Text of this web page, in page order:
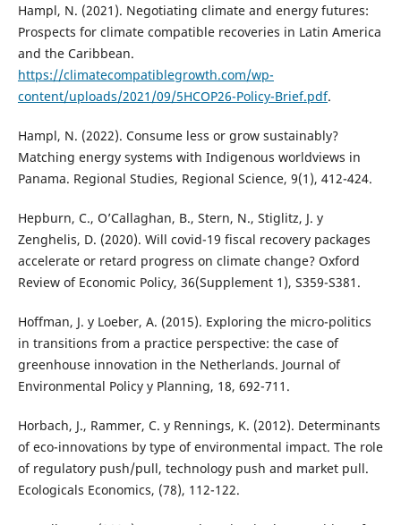
Hampl, N. (2021). Negotiating climate and energy futures:
Prospects for climate compatible recoveries in Latin America
and the Caribbean.
https://climatecompatiblegrowth.com/wp-
content/uploads/2021/09/5HCOP26-Policy-Brief.pdf.
Hampl, N. (2022). Consume less or grow sustainably?
Matching energy systems with Indigenous worldviews in
Panama. Regional Studies, Regional Science, 9(1), 412-424.
Hepburn, C., O’Callaghan, B., Stern, N., Stiglitz, J. y
Zenghelis, D. (2020). Will covid-19 fiscal recovery packages
accelerate or retard progress on climate change? Oxford
Review of Economic Policy, 36(Supplement 1), S359-S381.
Hoffman, J. y Loeber, A. (2015). Exploring the micro-politics
in transitions from a practice perspective: the case of
greenhouse innovation in the Netherlands. Journal of
Environmental Policy y Planning, 18, 692-711.
Horbach, J., Rammer, C. y Rennings, K. (2012). Determinants
of eco-innovations by type of environmental impact. The role
of regulatory push/pull, technology push and market pull.
Ecologicals Economics, (78), 112-122.